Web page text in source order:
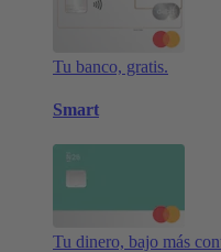
Tu banco, gratis.
Smart
Tu dinero, bajo más